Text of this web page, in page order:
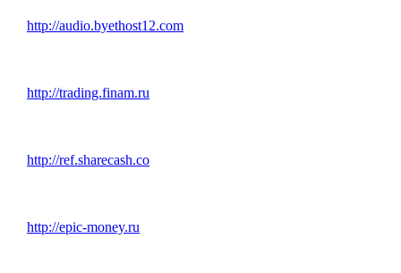
http://audio.byethost12.com
http://trading.finam.ru
http://ref.sharecash.co
http://epic-money.ru